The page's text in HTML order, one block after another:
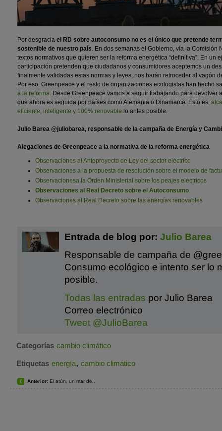
Por desgracia el RD sobre autoconsumo no es el único que pretende
sostenible de nuestro país. En dos semanas el Gobierno, vía la Comisión
textos normativos que quieren ser la reforma energética “definitiva”. En un
participación pretenden que ciudadanos y consumidores aceptemos un
finalmente validadas estas normas y leyes, nos harán retroceder al vagón
Por eso, Greenpeace y el resto de organizaciones ecologistas han hecho
a la reforma. Desde Greenpeace vamos a seguir trabajando para devolver
que ahora es seguida por países como Alemania o Dinamarca. Esto es,
eficiente, inteligente y 100% renovable lo antes posible.
Julio Barea @juliobarea, responsable de la campaña de Energía y
Alegaciones de Greenpeace a la normativa de la reforma energética
Observaciones al Anteproyecto de Ley del sector eléctrico
Observaciones a la propuesta de resolución sobre el modelo de
Observacionesa la Orden Ministerial sobre los peajes eléctricos
Observaciones al Real Decreto sobre el Autoconsumo
Observaciones al Real Decreto sobre las energías renovables
Entrada de blog por: Julio Barea
Responsable de campaña de
Consumo ecológico e intento ser lo
posible.
Todas las entradas por Julio Barea
Correo electrónico
Tweet @JulioBarea
Categorías cambio climático
Etiquetas energía, cambio climático
Anterior: El atún, un mar de..